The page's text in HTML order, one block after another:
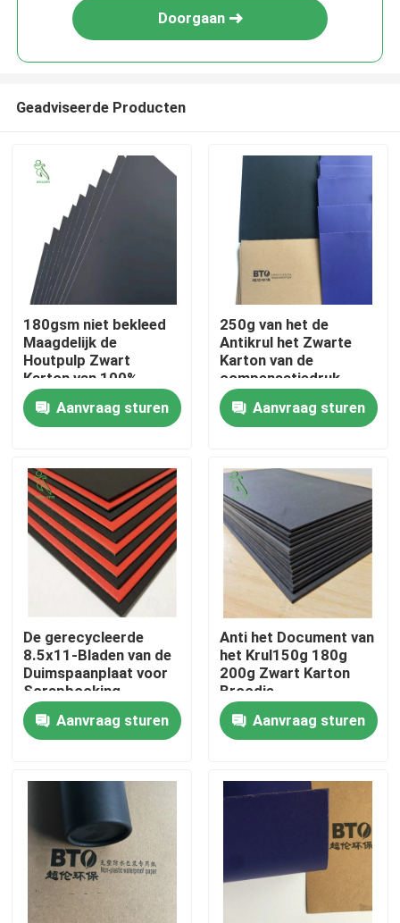
Huis
Ongeveer ons
Fabrieksreis
Kwaliteitscontrole
Contacteer ons
Verzoek om een Citaat
Het Document van de bevloeringsbescherming
Het tijdelijke Broodje van de Vloerbescherming
Kraftpapier-Document Vloerbescherming
Doorgaan
Geadviseerde Producten
180gsm niet bekleed
Maagdelijk de
Houtpulp Zwart
Karton van 100%
Aanvraag sturen
250g van het de
Antikrul het Zwarte
Karton van de
compensatiedruk
Verpakkende
DocumentAanvraag sturen
De gerecycleerde
8.5x11-Bladen van de
Duimspaanplaat voor
Scrapbooking
Aanvraag sturen
Anti het Document van
het Krul150g 180g
200g Zwart Karton
Broodje
Aanvraag sturen